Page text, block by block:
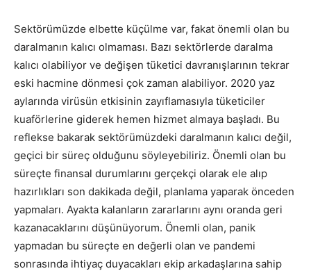
Sektörümüzde elbette küçülme var, fakat önemli olan bu
daralmanın kalıcı olmaması. Bazı sektörlerde daralma
kalıcı olabiliyor ve değişen tüketici davranışlarının tekrar
eski hacmine dönmesi çok zaman alabiliyor. 2020 yaz
aylarında virüsün etkisinin zayıflamasıyla tüketiciler
kuaförlerine giderek hemen hizmet almaya başladı. Bu
reflekse bakarak sektörümüzdeki daralmanın kalıcı değil,
geçici bir süreç olduğunu söyleyebiliriz. Önemli olan bu
süreçte finansal durumlarını gerçekçi olarak ele alıp
hazırlıkları son dakikada değil, planlama yaparak önceden
yapmaları. Ayakta kalanların zararlarını aynı oranda geri
kazanacaklarını düşünüyorum. Önemli olan, panik
yapmadan bu süreçte en değerli olan ve pandemi
sonrasında ihtiyaç duyacakları ekip arkadaşlarına sahip